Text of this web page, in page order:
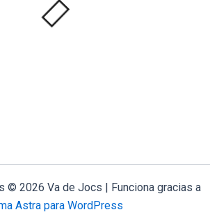
© 2026 Va de Jocs | Funciona gracias a
Astra para WordPress